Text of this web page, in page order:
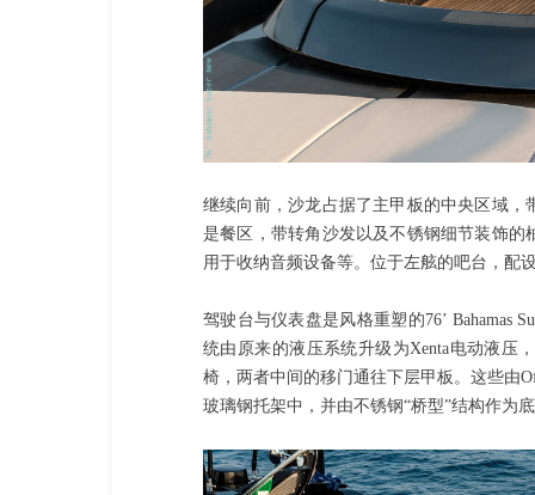
继续向前，沙龙占据了主甲板的中央区域
是餐区，带转角沙发以及不锈钢细节装饰
用于收纳音频设备等。位于左舷的吧台，配
驾驶台与仪表盘是风格重塑的76’ Bahamas
统由原来的液压系统升级为Xenta电动液压
椅，两者中间的移门通往下层甲板。这些由
玻璃钢托架中，并由不锈钢“桥型”结构作为